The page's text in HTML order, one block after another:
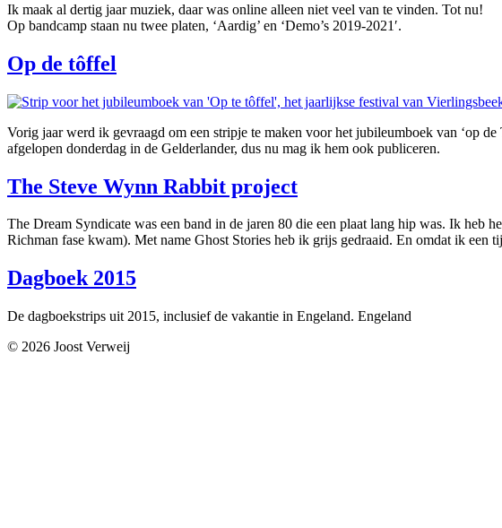
Ik maak al dertig jaar muziek, daar was online alleen niet veel van te vinden. Tot nu!
Op bandcamp staan nu twee platen, ‘Aardig’ en ‘Demo’s 2019-2021′.
Op de tôffel
Vorig jaar werd ik gevraagd om een stripje te maken voor het jubileumboek van ‘op
afgelopen donderdag in de Gelderlander, dus nu mag ik hem ook publiceren.
The Steve Wynn Rabbit project
The Dream Syndicate was een band in de jaren 80 die een plaat lang hip was. Ik heb
Richman fase kwam). Met name Ghost Stories heb ik grijs gedraaid. En omdat ik een
Dagboek 2015
De dagboekstrips uit 2015, inclusief de vakantie in Engeland. Engeland
© 2026 Joost Verweij